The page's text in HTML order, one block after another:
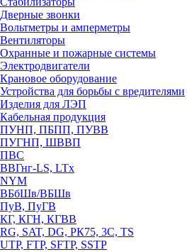
Дверные звонки
Вольтметры и амперметры
Вентиляторы
Охранные и пожарные системы
Электродвигатели
Крановое оборудование
Устройства для борьбы с вредителями
Изделия для ЛЭП
Кабельная продукция
ПУНП, ПБПП, ПУВВ
ПУГНП, ШВВП
ПВС
ВВГнг-LS, LTx
NYM
ВБбШв/ВБШв
ПуВ, ПуГВ
КГ, КГН, КГВВ
RG, SAT, DG, РК75, 3С, TS
UTP, FTP, SFTP, SSTP